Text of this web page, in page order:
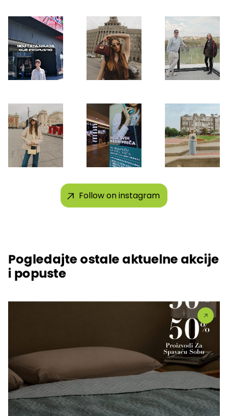
Follow on instagram
Pogledajte ostale aktuelne akcije
i popuste